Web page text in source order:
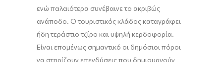
ενώ παλαιότερα συνέβαινε το ακριβώς
ανάποδο. Ο τουριστικός κλάδος καταγράφει
ήδη τεράστιο τζίρο και υψηλή κερδοφορία.
Είναι επομένως σημαντικό οι δημόσιοι πόροι
να στηρίζουν επενδύσεις που δημιουργούν